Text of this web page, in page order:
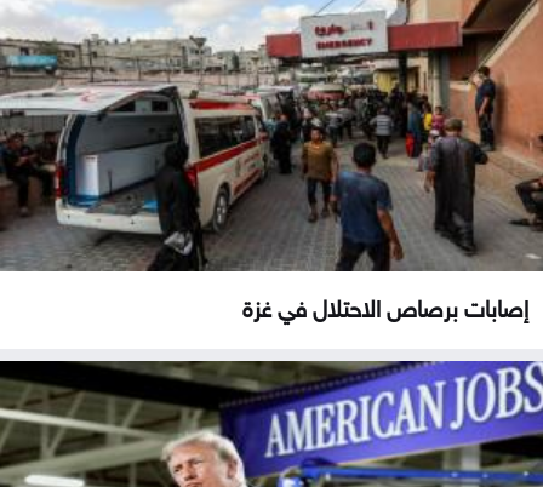
إصابات برصاص الاحتلال في غزة